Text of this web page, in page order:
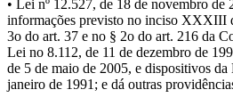
• Lei nº 12.527, de 18 de novembro de
informações previsto no inciso XXXIII
3o do art. 37 e no § 2o do art. 216 da
Lei no 8.112, de 11 de dezembro de
de 5 de maio de 2005, e dispositivos
janeiro de 1991; e dá outras